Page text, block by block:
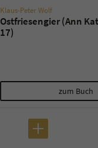
Klaus-Peter Wolf
Ostfriesengier (Ann
17)
zum Buch